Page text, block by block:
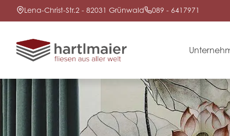
Lena-Christ-Str.2 - 82031 Grünwald 089 - 6417971